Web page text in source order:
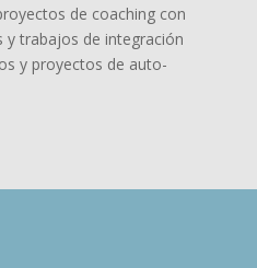
de coaching con
y trabajos de integración
y proyectos de auto-